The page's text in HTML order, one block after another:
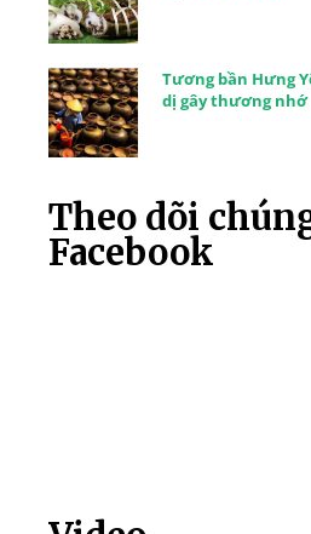
Tương bần Hưng
dị gây thương nhớ
Theo dõi
Facebook